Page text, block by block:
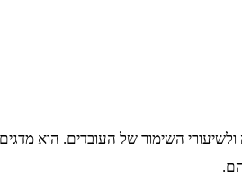
השימור של העובדים. הוא